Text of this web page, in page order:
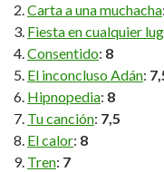
Carta a una muchacha:
Fiesta en cualquier
Consentido: 8
El inconcluso Adán:
Hipnopedia: 8
Tu canción: 7,5
El calor: 8
Tren: 7